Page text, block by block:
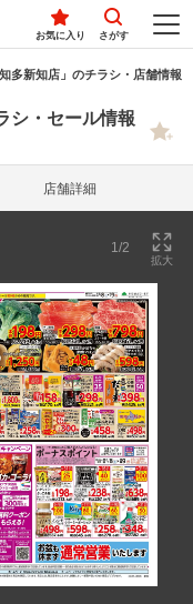
お気に入り さがす
多新知店」のチラシ・店舗情報
シ・セール情報
店舗詳細
1/2
拡大